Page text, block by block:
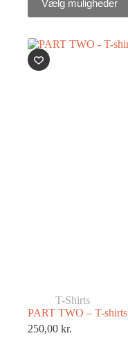
Vælg muligheder
T-Shirts
PART TWO – T-shirts
250,00 kr.